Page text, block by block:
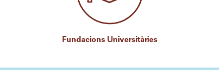
Fundacions Universitàries